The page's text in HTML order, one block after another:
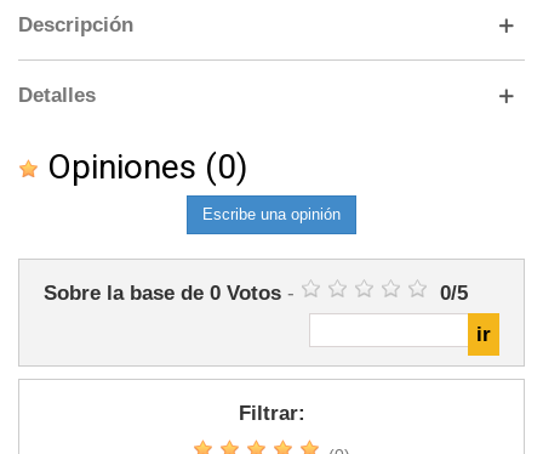
Descripción
Detalles
Opiniones (0)
Escribe una opinión
Sobre la base de 0 Votos - 0/5
Filtrar: